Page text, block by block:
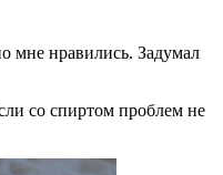
мне нравились. Задумал
со спиртом проблем не